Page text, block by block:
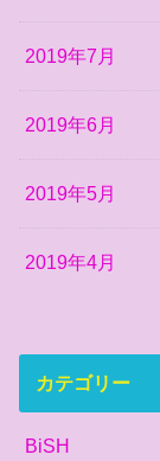
2019年7月
2019年6月
2019年5月
2019年4月
カテゴリー
BiSH